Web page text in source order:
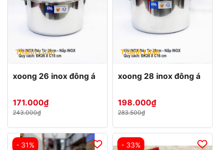
Thành Luân
xoong 26 inox đông á
171.000₫
243.000₫
Thành Luân
xoong 28 inox đông á
198.000₫
283.500₫
- 31% - 33%